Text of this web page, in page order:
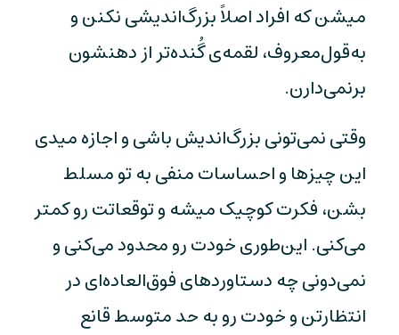
میشن که افراد اصلاً بزرگ‌اندیشی نکنن و
به‌قول‌معروف، لقمه‌ی گُنده‌تر از دهنشون
برنمی‌دارن.
وقتی نمی‌تونی بزرگ‌اندیش باشی و اجازه میدی
این چیزها و احساسات منفی به تو مسلط
بشن، فکرت کوچیک میشه و توقعاتت رو کمتر
می‌کنی. این‌طوری خودت رو محدود می‌کنی و
نمی‌دونی چه دستاوردهای فوق‌العاده‌ای در
انتظارتن و خودت رو به حد متوسط قانع